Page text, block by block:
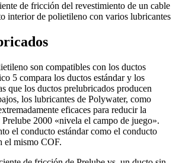
son compatibles con los ductos
5 compara los ductos estándar y los
que los ductos prelubricados producen
los lubricantes de Polywater, como
eficaces para reducir la
2000 «nivela el campo de juego».
el conducto estándar como el conducto
el mismo COF.